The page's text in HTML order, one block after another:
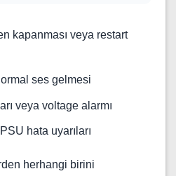
kapanması veya restart
ses gelmesi
veya voltage alarmı
hata uyarıları
herhangi birini